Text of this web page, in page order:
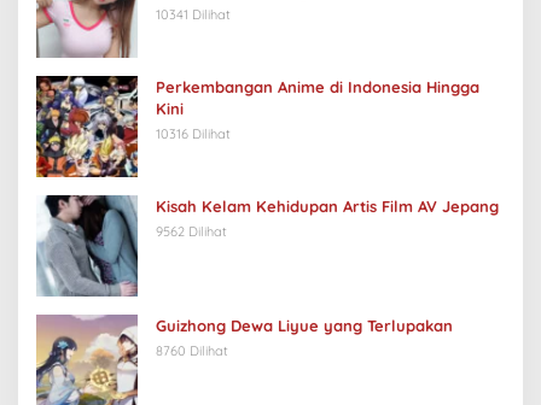
10341 Dilihat
Perkembangan Anime di Indonesia Hingga
Kini
10316 Dilihat
Kisah Kelam Kehidupan Artis Film AV Jepang
9562 Dilihat
Guizhong Dewa Liyue yang Terlupakan
8760 Dilihat